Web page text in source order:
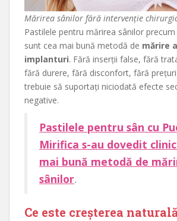
Mărirea sânilor fără intervenție
Pastilele pentru mărirea sânilor precum
sunt cea mai bună metodă de mărire
implanturi. Fără inserții false, fără
fără durere, fără disconfort, fără
trebuie să suportați niciodată efecte
negative.
Pastilele pentru sân cu
Mirifica s-au dovedit
mai bună metodă de
sânilor.
Ce este creșterea